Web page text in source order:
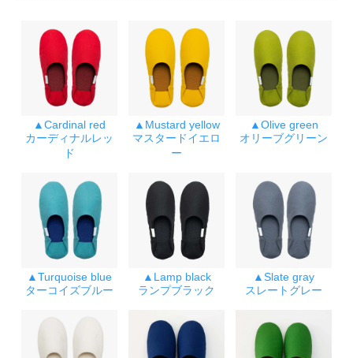
▲Cardinal red
カーディナルレッ
ド
▲Mustard yellow
マスタードイエロ
ー
▲Olive green
オリーブグリーン
▲Turquoise blue
ターコイズブルー
▲Lamp black
ランプブラック
▲Slate gray
スレートグレー